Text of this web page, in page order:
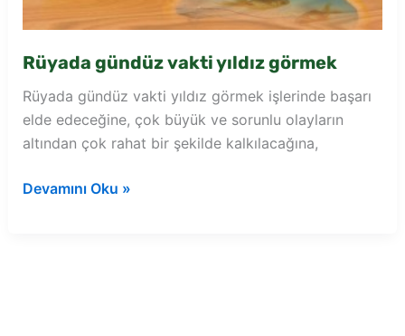
Rüyada gündüz vakti yıldız görmek
Rüyada gündüz vakti yıldız görmek işlerinde başarı
elde edeceğine, çok büyük ve sorunlu olayların
altından çok rahat bir şekilde kalkılacağına,
Rüyada
Devamını Oku »